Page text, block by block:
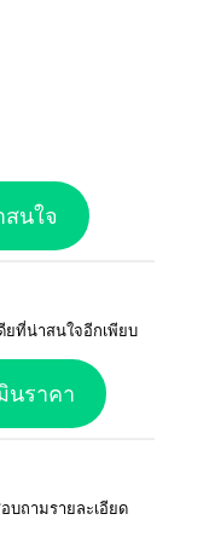
นใจ
ยที่น่าสนใจอีกเพียบ
นราคา
บถามรายละเอียด